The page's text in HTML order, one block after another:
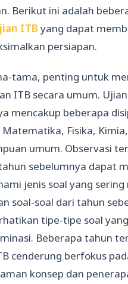
Berikut ini adalah
ITB yang dapat
persiapan.
tama, penting untuk
ITB secara umum.
mencakup beberapa
Fisika,
umum. Observasi
sebelumnya dapat
jenis soal yang sering
soal-soal dari tahun
tipe-tipe soal yang
Beberapa tahun
cenderung berfokus
konsep dan